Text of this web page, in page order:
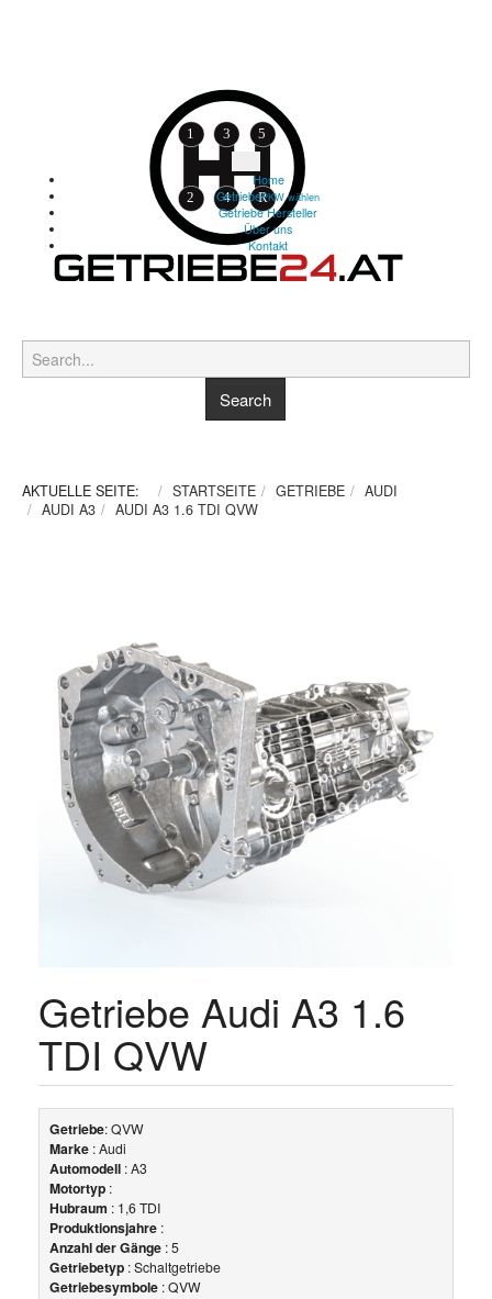
Home
GetriebePKW wählen
Getriebe Hersteller
Über uns
Kontakt
AKTUELLE SEITE: STARTSEITE GETRIEBE
AUDI
AUDI A3
AUDI A3 1.6 TDI QVW
Getriebe Audi A3 1.6
TDI QVW
Getriebe: QVW
Marke : Audi
Automodell : A3
Motortyp :
Hubraum : 1,6 TDI
Produktionsjahre :
Anzahl der Gänge : 5
Getriebetyp : Schaltgetriebe
Getriebesymbole : QVW